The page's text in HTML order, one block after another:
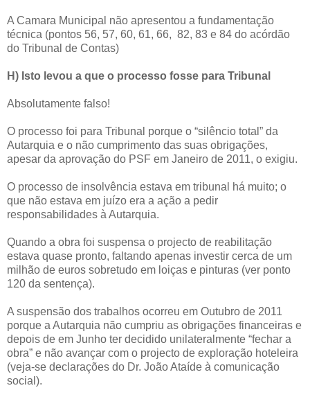
A Camara Municipal não apresentou a fundamentação
técnica (pontos 56, 57, 60, 61, 66, 82, 83 e 84 do acórdão
do Tribunal de Contas)
H) Isto levou a que o processo fosse para Tribunal
Absolutamente falso!
O processo foi para Tribunal porque o “silêncio total” da
Autarquia e o não cumprimento das suas obrigações,
apesar da aprovação do PSF em Janeiro de 2011, o exigiu.
O processo de insolvência estava em tribunal há muito; o
que não estava em juízo era a ação a pedir
responsabilidades à Autarquia.
Quando a obra foi suspensa o projecto de reabilitação
estava quase pronto, faltando apenas investir cerca de um
milhão de euros sobretudo em loiças e pinturas (ver ponto
120 da sentença).
A suspensão dos trabalhos ocorreu em Outubro de 2011
porque a Autarquia não cumpriu as obrigações financeiras e
depois de em Junho ter decidido unilateralmente “fechar a
obra” e não avançar com o projecto de exploração hoteleira
(veja-se declarações do Dr. João Ataíde à comunicação
social).